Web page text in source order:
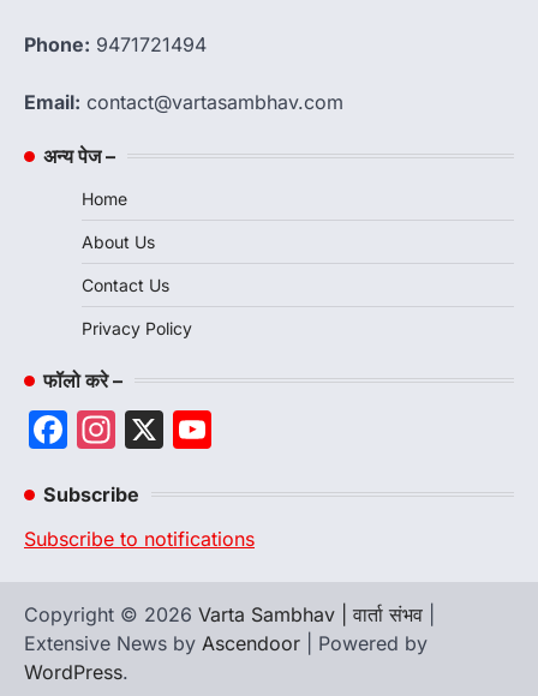
Phone: 9471721494
Email: contact@vartasambhav.com
अन्य पेज –
Home
About Us
Contact Us
Privacy Policy
फॉलो करे –
Facebook
Instagram
X
Subscribe
Subscribe to notifications
Copyright © 2026 Varta Sambhav | वार्ता संभव
Extensive News by Ascendoor | Powered by
WordPress.